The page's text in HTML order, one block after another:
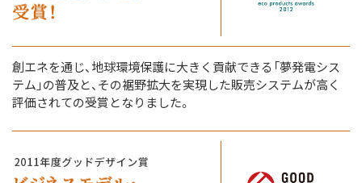
創エネを通じ、地球環境保護に大きく貢献できる「夢発電シス
テム」の普及と、その裾野拡大を実現した販売システムが高く
評価されての受賞となりました。